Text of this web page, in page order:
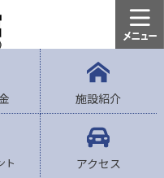
施設紹介
ト アクセス